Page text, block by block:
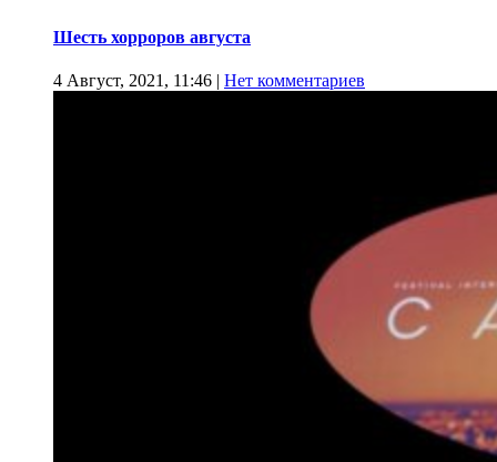
Шесть хорроров августа
4 Август, 2021, 11:46 | Нет комментариев